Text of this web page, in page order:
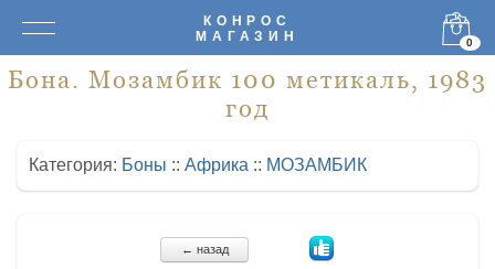
КОНРОС
МАГАЗИН
0
Бона. Мозамбик 100 метикаль, 1983
год
Категория: Боны :: Африка :: МОЗАМБИК
← назад